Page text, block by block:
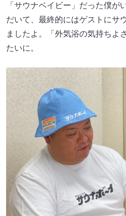
「サウナベイビー」だった僕が
だいて、最終的にはゲストにサ
ましたよ。「外気浴の気持ちよ
たいに。